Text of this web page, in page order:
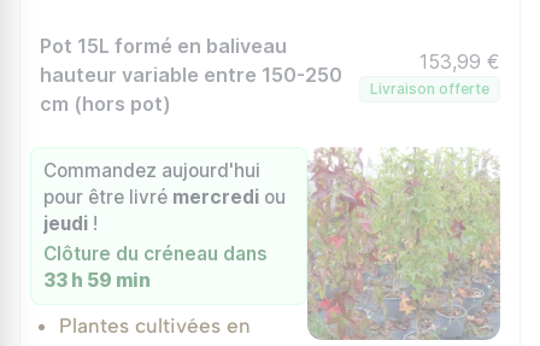
Pot 15L formé en baliveau
hauteur variable entre 150-250
cm (hors pot)
153,99 €
Livraison offerte
Commandez aujourd'hui
pour être livré mercredi ou
jeudi !
Clôture du créneau dans
33 h 59 min
Plantes cultivées en